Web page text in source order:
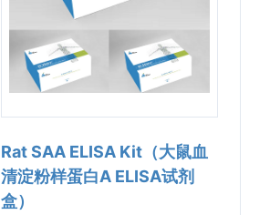
Rat SAA ELISA Kit（大鼠血
清淀粉样蛋白A ELISA试剂
盒）